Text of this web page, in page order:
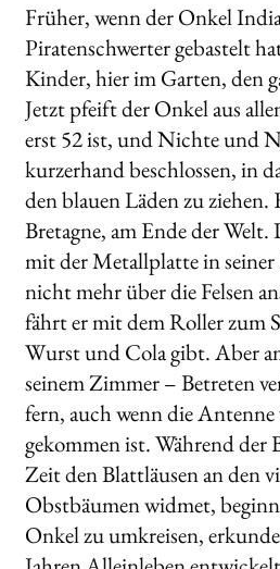
Früher, wenn der Onkel
Piratenschwerter gebastelt
Kinder, hier im Garten, den
Jetzt pfeift der Onkel aus
erst 52 ist, und Nichte und
kurzerhand beschlossen, in
den blauen Läden zu ziehen.
Bretagne, am Ende der
mit der Metallplatte in
nicht mehr über die Felsen
fährt er mit dem Roller zum
Wurst und Cola gibt. Aber
seinem Zimmer – Betreten
fern, auch wenn die
gekommen ist. Während der
Zeit den Blattläusen an den
Obstbäumen widmet,
Onkel zu umkreisen,